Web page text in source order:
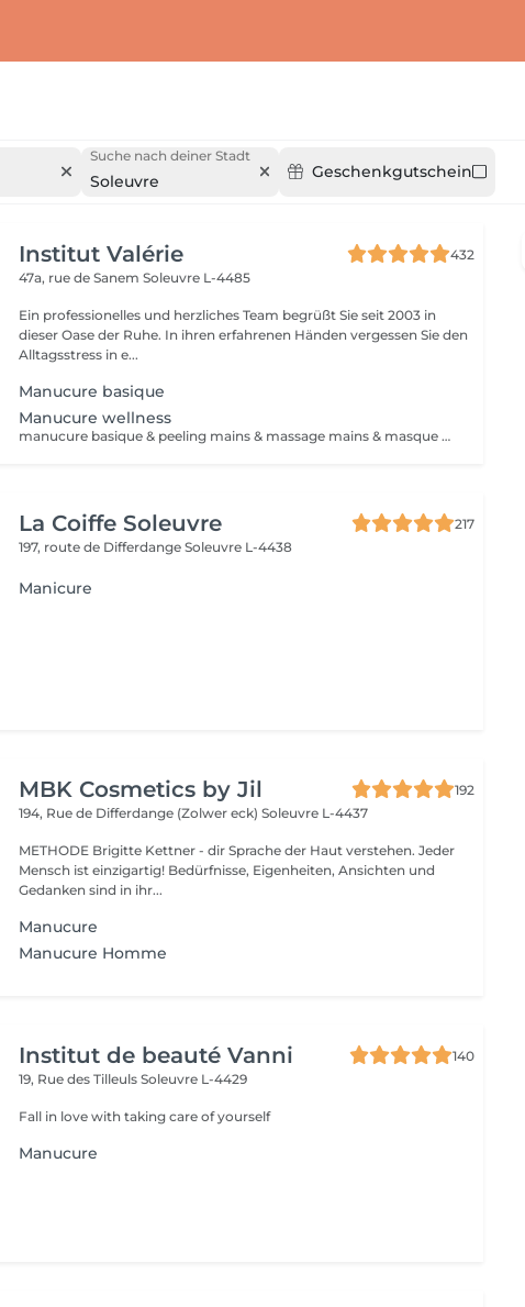
Suche nach deiner Stadt
Soleuvre Geschenkgutschein
Institut Valérie
432
47a, rue de SanemSoleuvre L-4485
Ein professionelles und herzliches Team begrüßt Sie seit 2003 in
dieser Oase der Ruhe. In ihren erfahrenen Händen vergessen Sie den
Alltagsstress in e...
Manucure basique
Manucure wellness
manucure basique & peeling mains & massage mains & masque cocon (chauffant) durée 60min
La Coiffe Soleuvre
217
197, route de DifferdangeSoleuvre L-4438
Manicure
MBK Cosmetics by Jil
192
194, Rue de Differdange (Zolwer eck)Soleuvre L-4437
METHODE Brigitte Kettner - dir Sprache der Haut verstehen. Jeder
Mensch ist einzigartig! Bedürfnisse, Eigenheiten, Ansichten und
Gedanken sind in ihr...
Manucure
Manucure Homme
Institut de beauté Vanni
140
19, Rue des TilleulsSoleuvre L-4429
Fall in love with taking care of yourself
Manucure